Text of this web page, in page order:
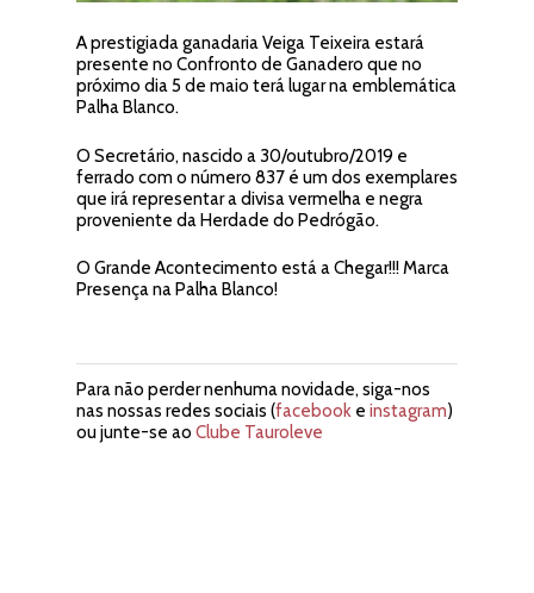
A prestigiada ganadaria Veiga Teixeira estará
presente no Confronto de Ganadero que no
próximo dia 5 de maio terá lugar na emblemática
Palha Blanco.
O Secretário, nascido a 30/outubro/2019 e
ferrado com o número 837 é um dos exemplares
que irá representar a divisa vermelha e negra
proveniente da Herdade do Pedrógão.
O Grande Acontecimento está a Chegar!!! Marca
Presença na Palha Blanco!
Para não perder nenhuma novidade, siga-nos
nas nossas redes sociais (facebook e instagram)
ou junte-se ao Clube Tauroleve